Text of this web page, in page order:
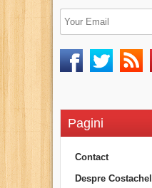
Pagini
Contact
Despre Costachel